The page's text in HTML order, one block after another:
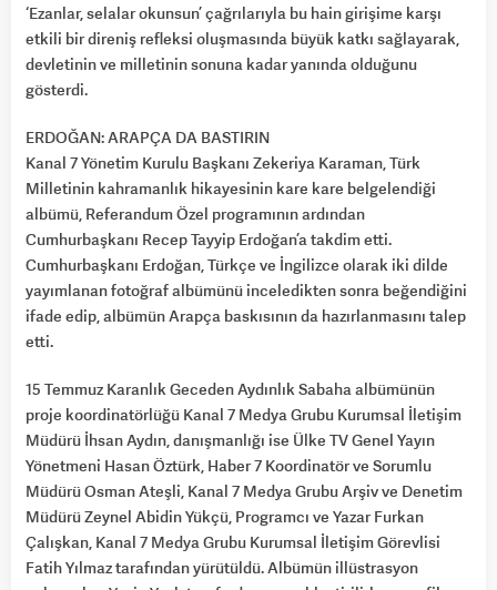
‘Ezanlar, selalar okunsun’ çağrılarıyla bu hain girişime karşı
etkili bir direniş refleksi oluşmasında büyük katkı sağlayarak,
devletinin ve milletinin sonuna kadar yanında olduğunu
gösterdi.
ERDOĞAN: ARAPÇA DA BASTIRIN
Kanal 7 Yönetim Kurulu Başkanı Zekeriya Karaman, Türk
Milletinin kahramanlık hikayesinin kare kare belgelendiği
albümü, Referandum Özel programının ardından
Cumhurbaşkanı Recep Tayyip Erdoğan’a takdim etti.
Cumhurbaşkanı Erdoğan, Türkçe ve İngilizce olarak iki dilde
yayımlanan fotoğraf albümünü inceledikten sonra beğendiğini
ifade edip, albümün Arapça baskısının da hazırlanmasını talep
etti.
15 Temmuz Karanlık Geceden Aydınlık Sabaha albümünün
proje koordinatörlüğü Kanal 7 Medya Grubu Kurumsal İletişim
Müdürü İhsan Aydın, danışmanlığı ise Ülke TV Genel Yayın
Yönetmeni Hasan Öztürk, Haber 7 Koordinatör ve Sorumlu
Müdürü Osman Ateşli, Kanal 7 Medya Grubu Arşiv ve Denetim
Müdürü Zeynel Abidin Yükçü, Programcı ve Yazar Furkan
Çalışkan, Kanal 7 Medya Grubu Kurumsal İletişim Görevlisi
Fatih Yılmaz tarafından yürütüldü. Albümün illüstrasyon